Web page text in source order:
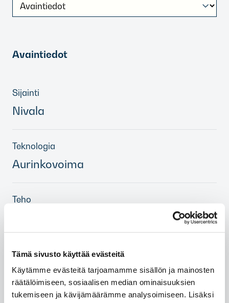
Tämä sivusto käyttää evästeitä
Käytämme evästeitä tarjoamamme sisällön ja mainosten
räätälöimiseen, sosiaalisen median ominaisuuksien
tukemiseen ja kävijämäärämme analysoimiseen. Lisäksi
Avaintiedot
Sijainti
Nivala
Teknologia
Aurinkovoima
Teho
Vaihe
Kehitysvaihe